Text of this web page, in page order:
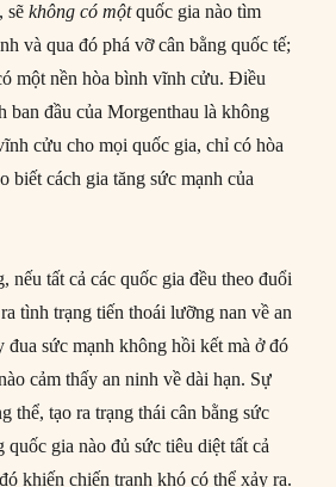
sẽkhông có mộtquốc gia nào tìm
và qua đó phá vỡ cân bằng quốc tế;
một nền hòa bình vĩnh cửu. Điều
ban đầu của Morgenthau là không
cửu cho mọi quốc gia, chỉ có hòa
biết cách gia tăng sức mạnh của
nếu tất cả các quốc gia đều theo đuổi
tình trạng tiến thoái lưỡng nan về an
đua sức mạnh không hồi kết mà ở đó
cảm thấy an ninh về dài hạn. Sự
thể, tạo ra trạng thái cân bằng sức
quốc gia nào đủ sức tiêu diệt tất cả
khiến chiến tranh khó có thể xảy ra.